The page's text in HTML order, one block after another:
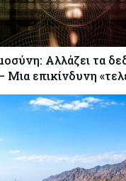
Αλλάζει τα
Μια επικίνδυνη